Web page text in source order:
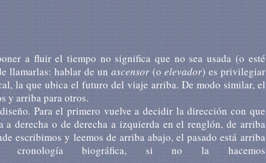
a fluir el tiempo no significa que no sea usada (o esté
llamarlas: hablar de un ascensor(o elevador) es privilegiar
la que ubica el futuro del viaje arriba. De modo similar, el
y arriba para otros.
Para el primero vuelve a decidir la dirección con que
derecha o de derecha a izquierda en el renglón, de arriba
escribimos y leemos de arriba abajo, el pasado está arriba
biográfica, si no la hacemos